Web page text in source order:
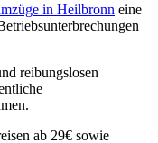
in Heilbronn eine
reibungslosen
ab 29€ sowie